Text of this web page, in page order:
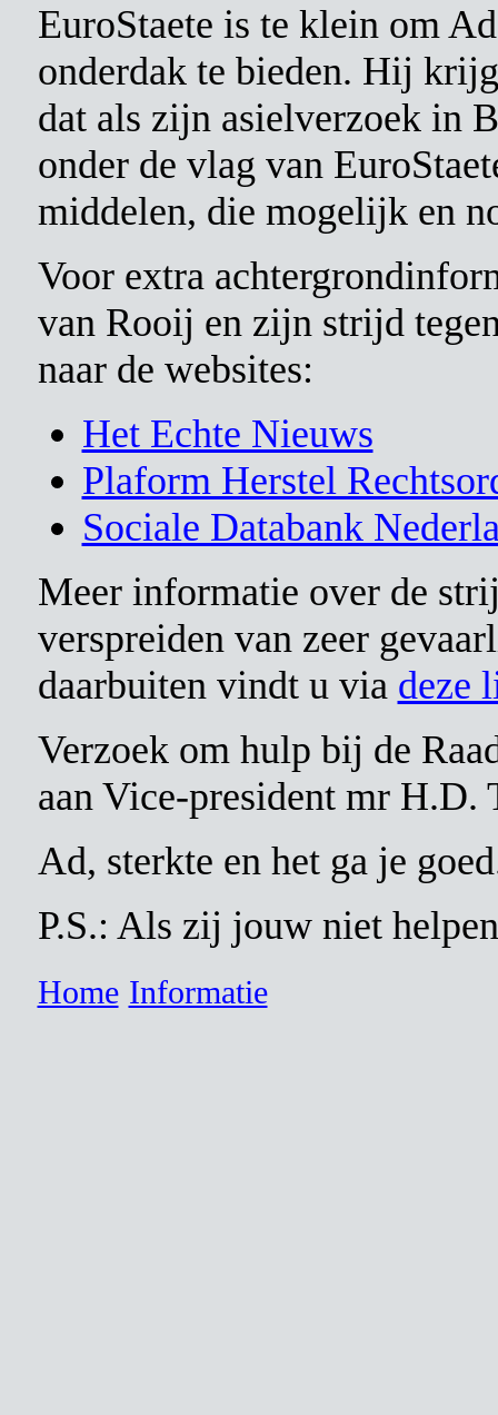
EuroStaete is te klein om
onderdak te bieden. Hij
dat als zijn asielverzoek in
onder de vlag van
middelen, die mogelijk en
Voor extra
van Rooij en zijn strijd
naar de websites:
Het Echte Nieuws
Plaform Herstel
Sociale Databank
Meer informatie over de
verspreiden van zeer
daarbuiten vindt u via deze
Verzoek om hulp bij de
aan Vice-president mr
Ad, sterkte en het ga je
P.S.: Als zij jouw niet
Home Informatie